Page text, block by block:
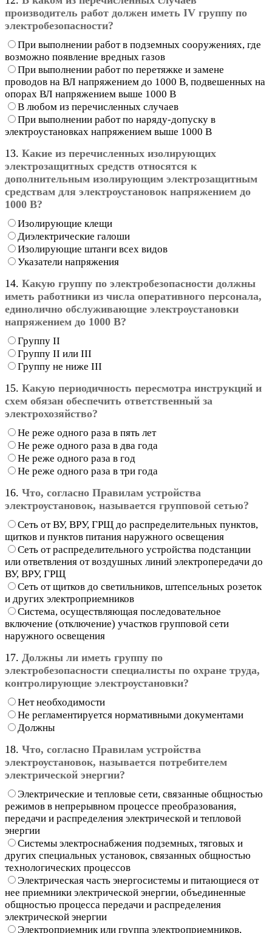
производитель работ должен иметь IV группу по
электробезопасности?
При выполнении работ в подземных сооружениях, где
возможно появление вредных газов
При выполнении работ по перетяжке и замене
проводов на ВЛ напряжением до 1000 В, подвешенных на
опорах ВЛ напряжением выше 1000 В
В любом из перечисленных случаев
При выполнении работ по наряду-допуску в
электроустановках напряжением выше 1000 В
13. Какие из перечисленных изолирующих
электрозащитных средств относятся к
дополнительным изолирующим электрозащитным
средствам для электроустановок напряжением до
1000 В?
Изолирующие клещи
Диэлектрические галоши
Изолирующие штанги всех видов
Указатели напряжения
14. Какую группу по электробезопасности должны
иметь работники из числа оперативного персонала,
единолично обслуживающие электроустановки
напряжением до 1000 В?
Группу II
Группу II или III
Группу не ниже III
15. Какую периодичность пересмотра инструкций и
схем обязан обеспечить ответственный за
электрохозяйство?
Не реже одного раза в пять лет
Не реже одного раза в два года
Не реже одного раза в год
Не реже одного раза в три года
16. Что, согласно Правилам устройства
электроустановок, называется групповой сетью?
Сеть от ВУ, ВРУ, ГРЩ до распределительных пунктов,
щитков и пунктов питания наружного освещения
Сеть от распределительного устройства подстанции
или ответвления от воздушных линий электропередачи до
ВУ, ВРУ, ГРЩ
Сеть от щитков до светильников, штепсельных розеток
и других электроприемников
Система, осуществляющая последовательное
включение (отключение) участков групповой сети
наружного освещения
17. Должны ли иметь группу по
электробезопасности специалисты по охране труда,
контролирующие электроустановки?
Нет необходимости
Не регламентируется нормативными документами
Должны
18. Что, согласно Правилам устройства
электроустановок, называется потребителем
электрической энергии?
Электрические и тепловые сети, связанные общностью
режимов в непрерывном процессе преобразования,
передачи и распределения электрической и тепловой
энергии
Системы электроснабжения подземных, тяговых и
других специальных установок, связанных общностью
технологических процессов
Электрическая часть энергосистемы и питающиеся от
нее приемники электрической энергии, объединенные
общностью процесса передачи и распределения
электрической энергии
Электроприемник или группа электроприемников,